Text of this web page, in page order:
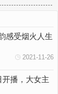
感受烟火人生
2021-11-26
开播，大女主